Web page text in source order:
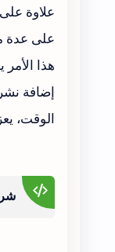
علاوة
على عدة
هذا
إضافة
الوقت،